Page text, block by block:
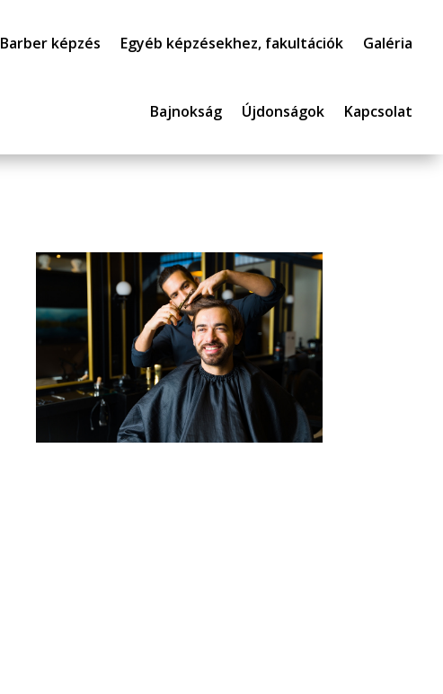
Barber képzés Egyéb képzésekhez, fakultációk Galéria
Bajnokság Újdonságok Kapcsolat